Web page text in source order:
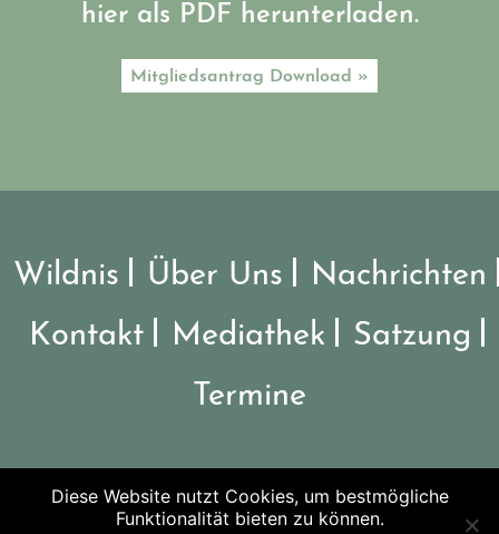
hier als PDF herunterladen.
Mitgliedsantrag Download »
Wildnis Über Uns
Nachrichten
Kontakt
Mediathek
Satzung
Termine
©2026 Verein Nationalpark Steigerwald
Diese Website nutzt Cookies, um bestmögliche
Funktionalität bieten zu können.